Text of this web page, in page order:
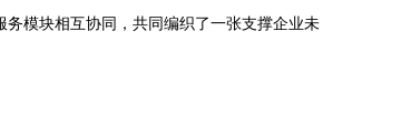
模块相互协同，共同编织了一张支撑企业未